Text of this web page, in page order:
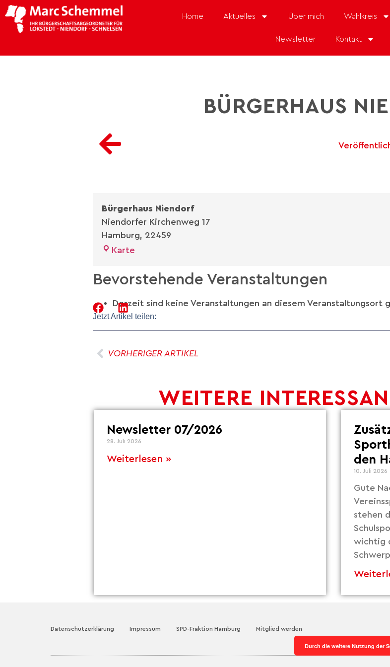
Home Aktuelles Über mich Wahlkreis
Newsletter Kontakt
BÜRGERHAUS
Bürgerhaus Niendorf
Niendorfer Kirchenweg 17
Hamburg, 22459
Karte
Bevorstehende Veranstaltungen
Derzeit sind keine Veranstaltungen an diesem Veranstaltungsort
Jetzt Artikel teilen:
VORHERIGER ARTIKEL
WEITERE
Newsletter 07/2026
28. Juli 2026
Weiterlesen »
den
10. Juli 2026
Gute
stehen
wichtig
Datenschutzerklärung Impressum SPD-Fraktion Hamburg Mitglied werden
Durch die weitere Nutzung der